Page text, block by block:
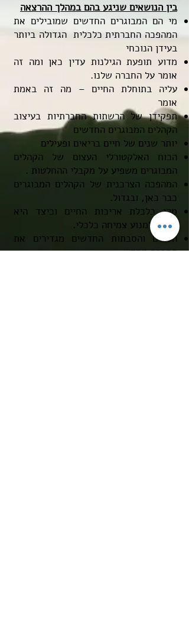
​בין הנושאים שניגע בהם במהלך ההרצאה
מי הם המבוגרים החדשים שמובילים את
המהפכה החברתית כלכלית הגדולה ביותר
בעידן הנוכחי
מדוע תופעת הגילנות עדין כאן ומה זה
אומר על החברה שלנו.
עליה בתוחלת החיים – מה זה באמת
אומר
תפקידן של הרשתות החברתיות בעיצוב
הקהלים המבוגרים החדשים
יותר שנים של חיים בריאים ופעילים
הכוח האלקטורלי העצום של הקהלים
המבוגרים משפיע על מקבלי ההחלטות .
המהפכה הצרכנית של הקהלים המבוגרים
כבר כאן, ובגדול.
מהי כלכלת אריכות החיים וכיצד היא
הפכה למנוע צמיחה כלכלי.
הסבים והסבתות החדשים מגדירים את
החברה מחדש